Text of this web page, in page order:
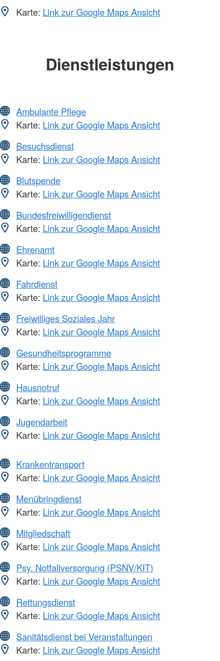
Karte: Link zur Google Maps Ansicht
Dienstleistungen
Ambulante Pflege
Karte: Link zur Google Maps Ansicht
Besuchsdienst
Karte: Link zur Google Maps Ansicht
Blutspende
Karte: Link zur Google Maps Ansicht
Bundesfreiwilligendienst
Karte: Link zur Google Maps Ansicht
Ehrenamt
Karte: Link zur Google Maps Ansicht
Fahrdienst
Karte: Link zur Google Maps Ansicht
Freiwilliges Soziales Jahr
Karte: Link zur Google Maps Ansicht
Gesundheitsprogramme
Karte: Link zur Google Maps Ansicht
Hausnotruf
Karte: Link zur Google Maps Ansicht
Jugendarbeit
Karte: Link zur Google Maps Ansicht
Krankentransport
Karte: Link zur Google Maps Ansicht
Menübringdienst
Karte: Link zur Google Maps Ansicht
Mitgliedschaft
Karte: Link zur Google Maps Ansicht
Psy. Notfallversorgung (PSNV/KIT)
Karte: Link zur Google Maps Ansicht
Rettungsdienst
Karte: Link zur Google Maps Ansicht
Sanitätsdienst bei Veranstaltungen
Karte: Link zur Google Maps Ansicht